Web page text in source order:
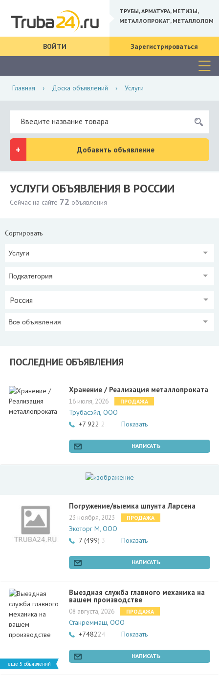
ТРУБЫ, АРМАТУРА, МЕТИЗЫ,
МЕТАЛЛОПРОКАТ, МЕТАЛЛОЛОМ
ВОЙТИ Зарегистрироваться
Главная › Доска объявлений › Услуги
Добавить объявление
УСЛУГИ ОБЪЯВЛЕНИЯ В РОССИИ
Сейчас на сайте 72 объявления
Сортировать
Услуги
Подкатегория
Россия
Все объявления
ПОСЛЕДНИЕ ОБЪЯВЛЕНИЯ
Хранение / Реализация металлопроката
16 июля, 2026 ПРОДАЖА
Трубасэйл, ООО
+7 922 253 61 23Показать
НАПИСАТЬ
Погружение/выемка шпунта Ларсена
23 ноября, 2023 ПРОДАЖА
Экоторг М, ООО
7 (499) 302-22-83Показать
НАПИСАТЬ
еще 5 объявлений
Выездная служба главного механика на
вашем производстве
08 августа, 2026 ПРОДАЖА
Станреммаш, ООО
+74822418056Показать
НАПИСАТЬ